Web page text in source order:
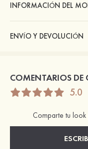
INFORMACIÓN DEL
ENVÍO Y DEVOLUCIÓN
COMENTARIOS DE
5.0
Comparte tu look